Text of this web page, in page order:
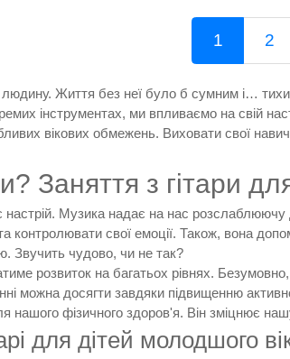
1 2
Життя без неї було б сумним і…
інструментах, ми впливаємо на свій
вікових обмежень. Виховати свої
Заняття з гітари
настрій. Музика надає на нас
контролювати свої емоції. Також, вона
Звучить чудово, чи не так?
розвиток на багатьох рівнях.
можна досягти завдяки підвищенню
нашого фізичного здоров'я. Він зміцнює
для дітей молодшого